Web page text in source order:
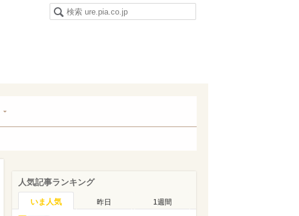
人気記事ランキング
いま人気 昨日 1週間